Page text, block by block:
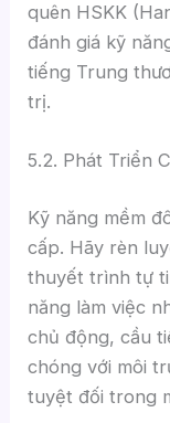
quên HSKK
đánh giá kỹ
tiếng Trung
trị.
5.2. Phát Triển
Kỹ năng mềm
cấp. Hãy rèn
thuyết trình tự
năng làm việc
chủ động, cầu
chóng với môi
tuyệt đối trong